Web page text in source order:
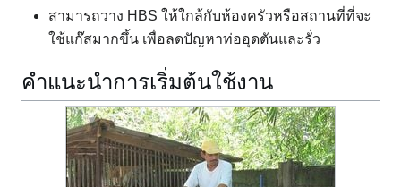
สามารถวาง HBS ให้ใกล้กับห้องครัวหรือสถานที่ที่จะ
ใช้แก๊สมากขึ้น เพื่อลดปัญหาท่ออุดตันและรั่ว
คำแนะนำการเริ่มต้นใช้งาน